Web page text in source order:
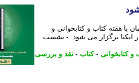
هفته کتاب و کتابخوانی و
ایکنا برگزار می شود. - نشست
و کتابخوانی -کتاب - نقد و بررسی